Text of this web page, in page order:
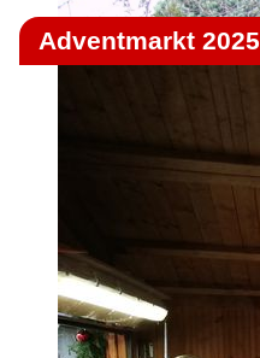
Adventmarkt 2025